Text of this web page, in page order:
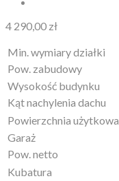
4 290,00 zł
Min. wymiary działki
Pow. zabudowy
Wysokość budynku
Kąt nachylenia dachu
Powierzchnia użytkowa
Garaż
Pow. netto
Kubatura